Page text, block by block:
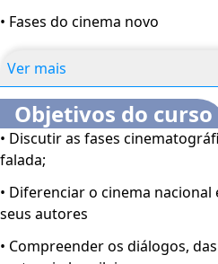
• Fases do cinema novo
Ver mais
Objetivos do curso
• Discutir as fases
falada;
• Diferenciar o cinema
seus autores
• Compreender os diálogos,